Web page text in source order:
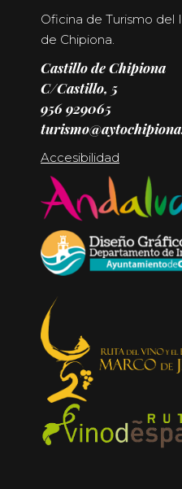
Oficina de Turismo del
de Chipiona.
Castillo de Chipiona
C/Castillo, 5
956 929065
Accesibilidad